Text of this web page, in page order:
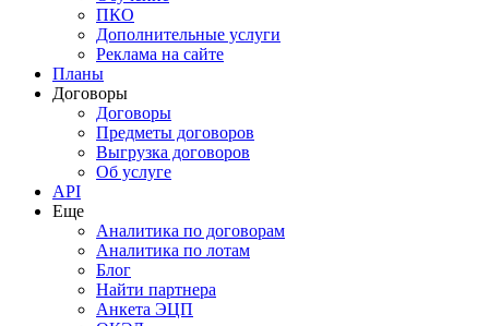
ПКО
Дополнительные услуги
Реклама на сайте
Планы
Договоры
Договоры
Предметы договоров
Выгрузка договоров
Об услуге
API
Еще
Аналитика по договорам
Аналитика по лотам
Блог
Найти партнера
Анкета ЭЦП